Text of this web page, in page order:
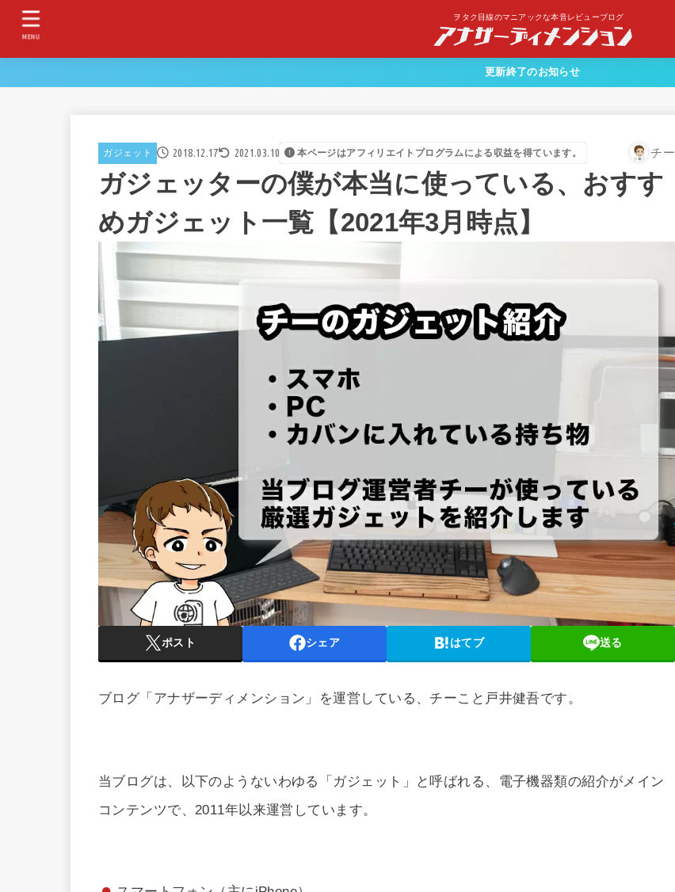
ヲタク目線のマニアックな本音レビューブログ
MENU
更新終了のお知らせ
ガジェット 2018.12.17 2021.03.10 本ページはアフィリエイトプログラムによる収益を得ています。 チー
ガジェッターの僕が本当に使っている、おすす
めガジェット一覧【2021年3月時点】
ポスト シェア はてブ 送る
ブログ「アナザーディメンション」を運営している、チーこと戸井健吾です。
当ブログは、以下のようないわゆる「ガジェット」と呼ばれる、電子機器類の紹介がメイン
コンテンツで、2011年以来運営しています。